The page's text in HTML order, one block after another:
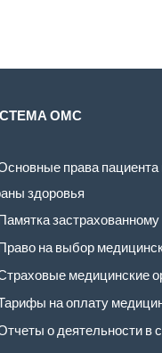
ОМС
права пациента
здоровья
застрахованному
на выбор
медицинские
на оплату
о деятельности в